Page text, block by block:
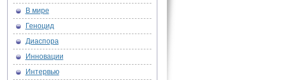
В мире
Геноцид
Диаспора
Инновации
Интервью